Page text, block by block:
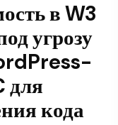
в W3
угрозу
для
кода